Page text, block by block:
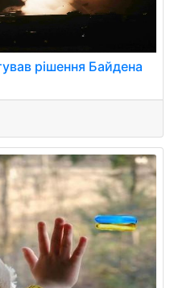
рішення Байдена